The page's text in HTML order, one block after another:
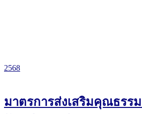
2568
มาตรการส่งเสริมคุณธรร